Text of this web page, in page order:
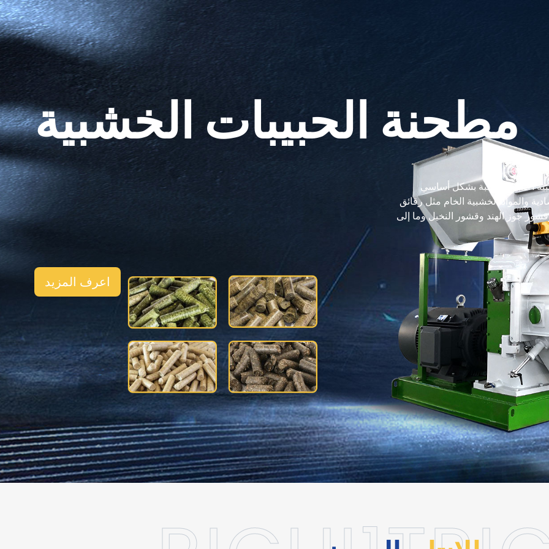
كريات السماد العضوي
الأخرى
كريات الكتلة الحيوية مصنع كريات العلف المائي مصنع الأسمدة العضوية الأسئلة الشائعة مقاطع الفيديو نبذة عنا الخدمة
مطحنة الحبيبات الخشبية
اعرف المزيد
RICHI ماكينات MZLH سلسلة مطحنة الحبيبات الخشبية MZLH مناسبة بشكل أساسي
والمواد الخشبية الخام مثل رقائق
جوز الهند وقشور النخيل وما إلى